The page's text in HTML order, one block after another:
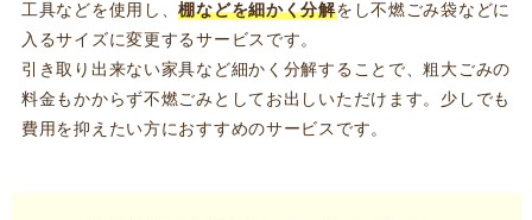
工具などを使用し、棚などを細かく分解をし不燃ごみ袋などに
入るサイズに変更するサービスです。
引き取り出来ない家具など細かく分解することで、粗大ごみの
料金もかからず不燃ごみとしてお出しいただけます。少しでも
費用を抑えたい方におすすめのサービスです。